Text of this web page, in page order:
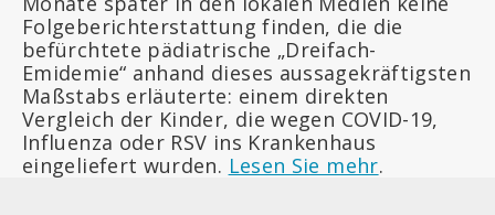
Folgeberichterstattung finden, die die
befürchtete pädiatrische „Dreifach-
Emidemie“ anhand dieses aussagekräftigsten
Maßstabs erläuterte: einem direkten
Vergleich der Kinder, die wegen COVID-19,
Influenza oder RSV ins Krankenhaus
eingeliefert wurden. Lesen Sie mehr.